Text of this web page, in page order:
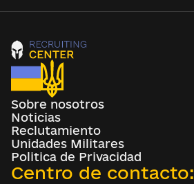
Sobre nosotros
Noticias
Reclutamiento
Unidades Militares
Politica de Privacidad
Centro de contacto: